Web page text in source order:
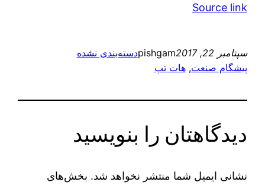
Source link
سپتامبر 22, 2017 pishgamدسته‌بندی نشده
پیشگام صنعت, هات تپ
دیدگاهتان را بنویسید
نشانی ایمیل شما منتشر نخواهد شد. بخش‌های